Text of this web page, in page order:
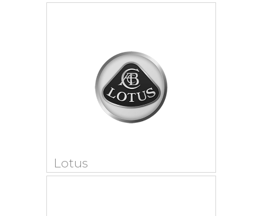
Lotus